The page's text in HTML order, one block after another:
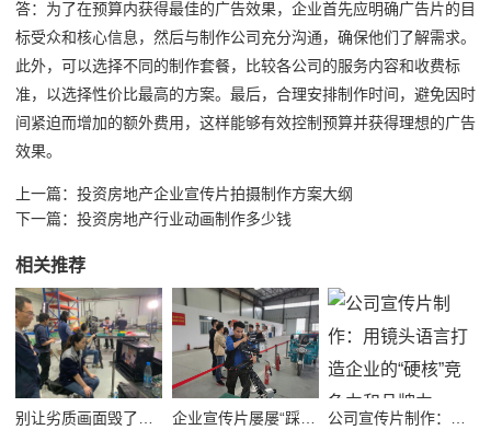
答：为了在预算内获得最佳的广告效果，企业首先应明确广告片的目
标受众和核心信息，然后与制作公司充分沟通，确保他们了解需求。
此外，可以选择不同的制作套餐，比较各公司的服务内容和收费标
准，以选择性价比最高的方案。最后，合理安排制作时间，避免因时
间紧迫而增加的额外费用，这样能够有效控制预算并获得理想的广告
效果。
上一篇： 投资房地产企业宣传片拍摄制作方案大纲
下一篇： 投资房地产行业动画制作多少钱
相关推荐